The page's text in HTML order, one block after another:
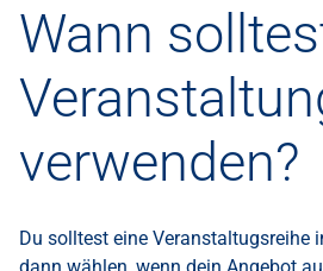
Wann
verwenden?
Du solltest eine Veranstaltugsreihe
dann wählen, wenn dein Angebot